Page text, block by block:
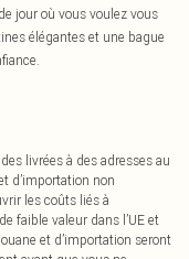
jour où vous voulez vous
élégantes et une bague
livrées à des adresses au
d’importation non
les coûts liés à
faible valeur dans l’UE et
et d’importation seront